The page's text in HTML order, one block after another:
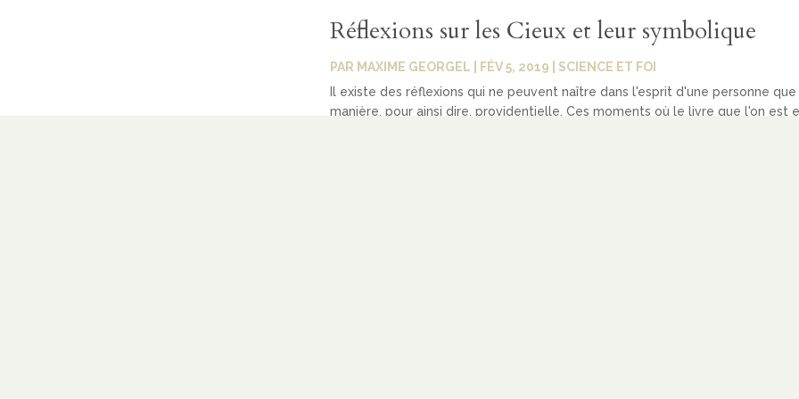
Réflexions sur les Cieux et leur symbolique
PAR MAXIME GEORGEL FÉV 5, 2019
SCIENCE ET FOI
Il existe des réflexions qui ne peuvent naître dans l'esprit d'une personne que
manière, pour ainsi dire, providentielle. Ces moments où le livre que l'on est